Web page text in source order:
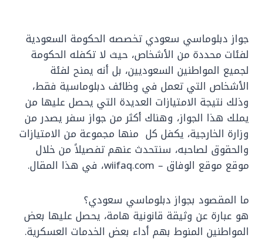
جواز دبلوماسي سعودي تخصصه الحكومة السعودية
لفئات محددة من الأشخاص، حيث لا تكفله الحكومة
لجميع المواطنين السعوديين، بل أنه يمنح لفئة
الأشخاص التي تعمل في وظائف دبلوماسية فقط،
وذلك نتيجة الامتيازات العديدة التي يحصل عليها من
يملك هذا الجواز، وهناك أكثر من جواز سفر يصدر من
وزارة الخارجية، يكفل كل منها مجموعة من الامتيازات
والحقوق لصاحبه، سنتحدث عنهم تفصيلاً من خلال
موقع موقع الوفاق – wiifaq.com، في هذا المقال.
ما المقصود بجواز دبلوماسي سعودي؟
هو عبارة عن وثيقة قانونية هامة، يحصل عليها بعض
المواطنين المنوط بهم أداء بعض الخدمات العسكرية.